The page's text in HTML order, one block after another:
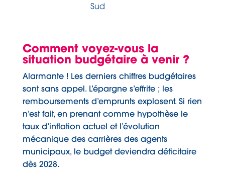
Sud
Comment voyez-vous la
situation budgétaire à venir ?
Alarmante ! Les derniers chiffres budgétaires
sont sans appel. L’épargne s’effrite ; les
remboursements d’emprunts explosent. Si rien
n’est fait, en prenant comme hypothèse le
taux d’inflation actuel et l’évolution
mécanique des carrières des agents
municipaux, le budget deviendra déficitaire
dès 2028.